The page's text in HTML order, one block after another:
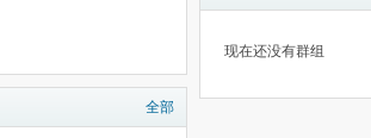
全部
现在还没有群组